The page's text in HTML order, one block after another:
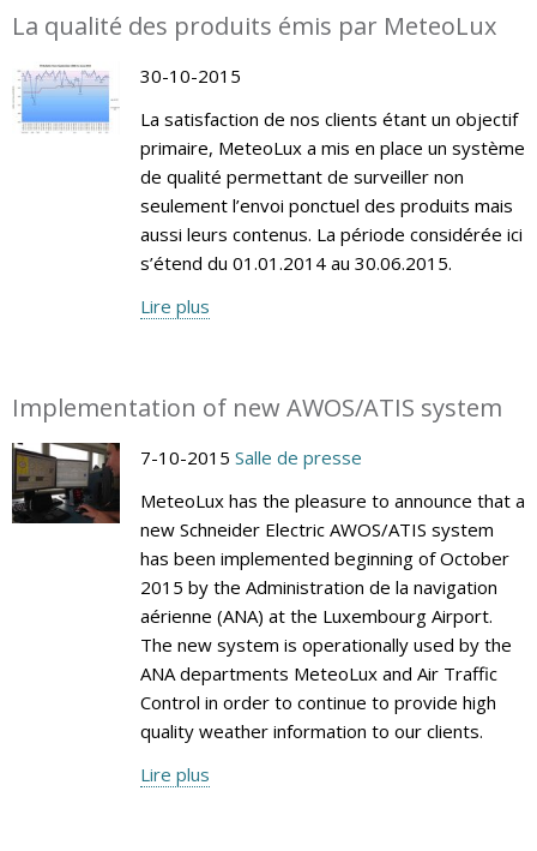
La qualité des produits émis par MeteoLux
30-10-2015
La satisfaction de nos clients étant un objectif
primaire, MeteoLux a mis en place un système
de qualité permettant de surveiller non
seulement l’envoi ponctuel des produits mais
aussi leurs contenus. La période considérée ici
s’étend du 01.01.2014 au 30.06.2015.
Lire plus
Implementation of new AWOS/ATIS system
7-10-2015 Salle de presse
MeteoLux has the pleasure to announce that a
new Schneider Electric AWOS/ATIS system
has been implemented beginning of October
2015 by the Administration de la navigation
aérienne (ANA) at the Luxembourg Airport.
The new system is operationally used by the
ANA departments MeteoLux and Air Traffic
Control in order to continue to provide high
quality weather information to our clients.
Lire plus